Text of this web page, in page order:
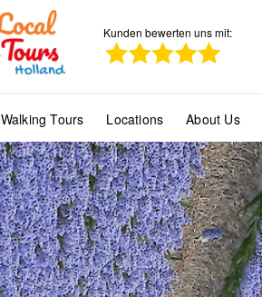
Kunden bewerten uns mit:
Walking Tours Locations About Us